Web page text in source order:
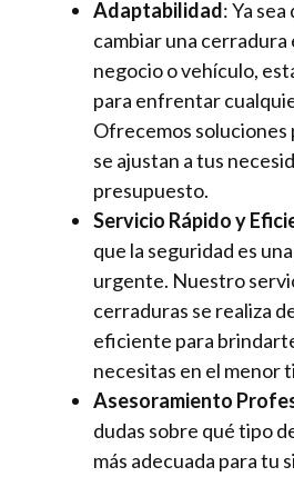
Adaptabilidad: Ya
cambiar una cerradura
negocio o vehículo,
para enfrentar
Ofrecemos soluciones
se ajustan a tus
presupuesto.
Servicio Rápido y
que la seguridad es
urgente. Nuestro
cerraduras se realiza
eficiente para
necesitas en el menor
Asesoramiento
dudas sobre qué tipo
más adecuada para tu